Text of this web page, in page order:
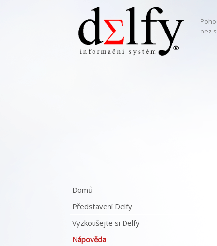
bez
Domů
Představení Delfy
Vyzkoušejte si Delfy
Nápověda